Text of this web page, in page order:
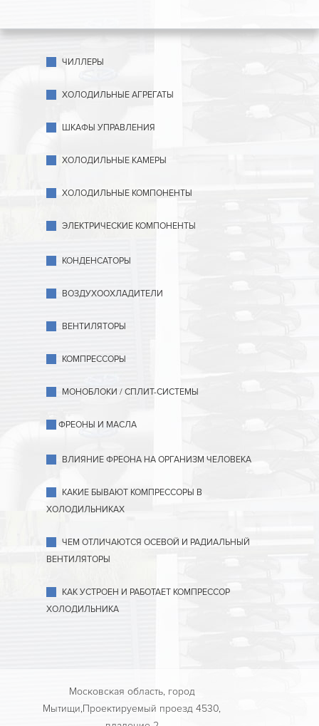
ЧИЛЛЕРЫ
ХОЛОДИЛЬНЫЕ АГРЕГАТЫ
ШКАФЫ УПРАВЛЕНИЯ
ХОЛОДИЛЬНЫЕ КАМЕРЫ
ХОЛОДИЛЬНЫЕ КОМПОНЕНТЫ
ЭЛЕКТРИЧЕСКИЕ КОМПОНЕНТЫ
КОНДЕНСАТОРЫ
ВОЗДУХООХЛАДИТЕЛИ
ВЕНТИЛЯТОРЫ
КОМПРЕССОРЫ
МОНОБЛОКИ / СПЛИТ-СИСТЕМЫ
ФРЕОНЫ И МАСЛА
ВЛИЯНИЕ ФРЕОНА НА ОРГАНИЗМ ЧЕЛОВЕКА
КАКИЕ БЫВАЮТ КОМПРЕССОРЫ В
ХОЛОДИЛЬНИКАХ
ЧЕМ ОТЛИЧАЮТСЯ ОСЕВОЙ И РАДИАЛЬНЫЙ
ВЕНТИЛЯТОРЫ
КАК УСТРОЕН И РАБОТАЕТ КОМПРЕССОР
ХОЛОДИЛЬНИКА
Московская область, город
Мытищи,Проектируемый проезд 4530,